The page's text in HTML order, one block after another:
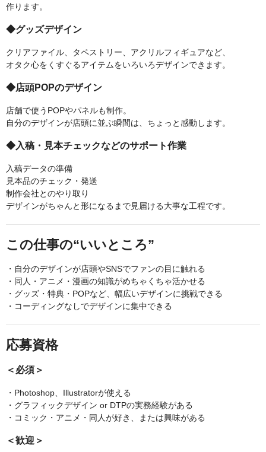
作ります。
◆グッズデザイン
クリアファイル、タペストリー、アクリルフィギュアなど、
オタク心をくすぐるアイテムをいろいろデザインできます。
◆店頭POPのデザイン
店舗で使うPOPやパネルも制作。
自分のデザインが店頭に並ぶ瞬間は、ちょっと感動します。
◆入稿・見本チェックなどのサポート作業
入稿データの準備
見本品のチェック・発送
制作会社とのやり取り
デザインがちゃんと形になるまで見届ける大事な工程です。
この仕事の“いいところ”
・自分のデザインが店頭やSNSでファンの目に触れる
・同人・アニメ・漫画の知識がめちゃくちゃ活かせる
・グッズ・特典・POPなど、幅広いデザインに挑戦できる
・コーディングなしでデザインに集中できる
応募資格
＜必須＞
・Photoshop、Illustratorが使える
・グラフィックデザイン or DTPの実務経験がある
・コミック・アニメ・同人が好き、または興味がある
＜歓迎＞